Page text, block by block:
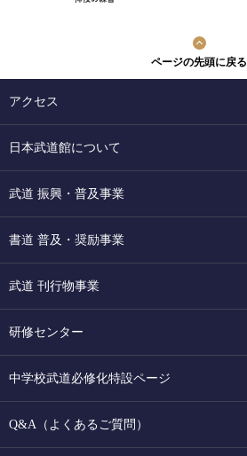
ページの先頭に戻る
アクセス
日本武道館について
武道 振興・普及事業
書道 普及・奨励事業
武道 刊行物事業
研修センター
中学校武道必修化特設ページ
Q&A（よくあるご質問）